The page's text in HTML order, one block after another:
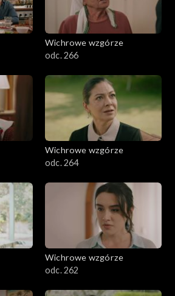
Wichrowe wzgórze
odc. 266
Wichrowe wzgórze
odc. 264
Wichrowe wzgórze
odc. 262